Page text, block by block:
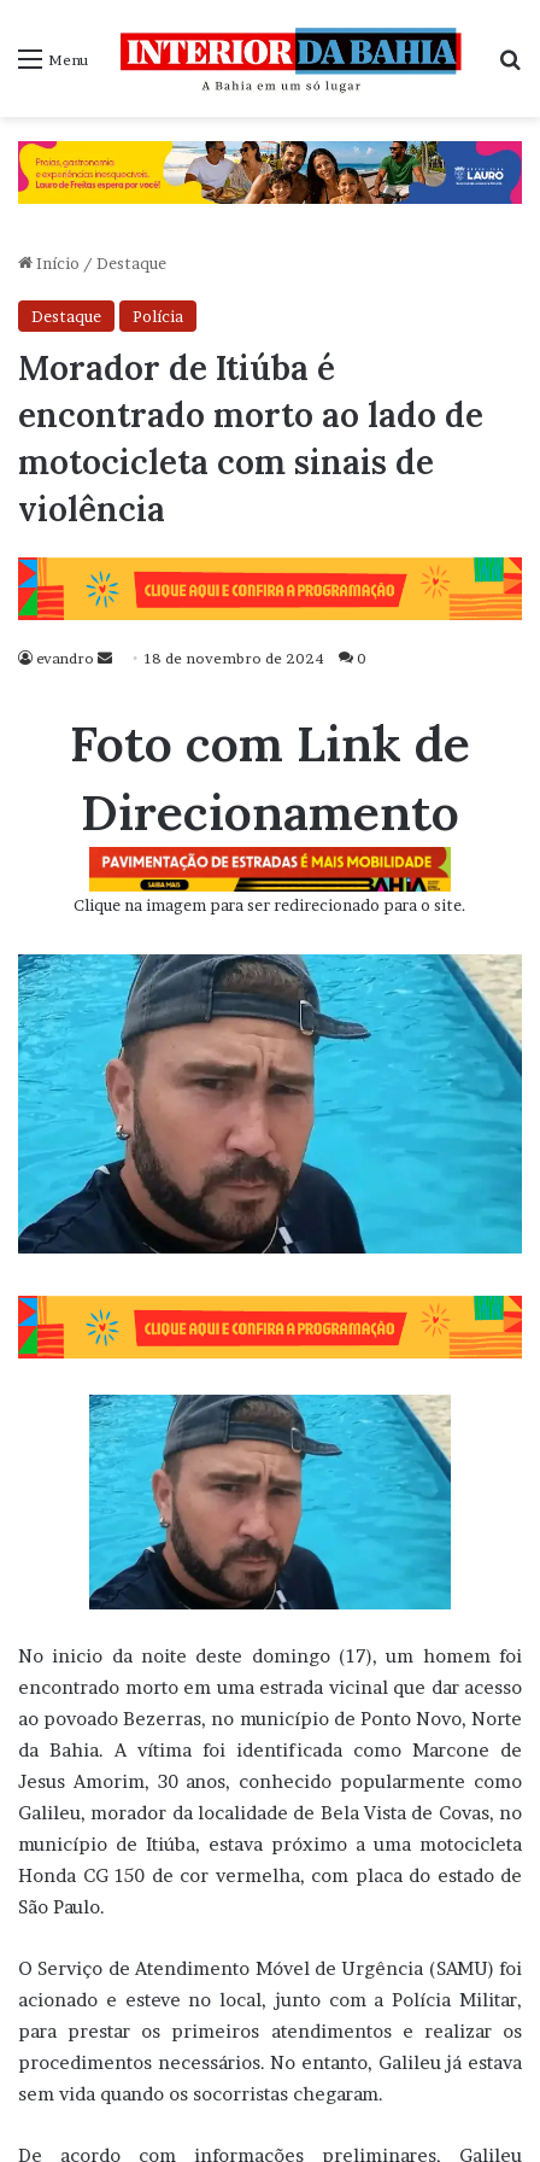
Menu
Início / Destaque
Destaque Polícia
Morador de Itiúba é
encontrado morto ao lado de
motocicleta com sinais de
violência
evandro
Mande
mail
18 de novembro de 2024 0
Foto com Link de
Direcionamento
Clique na imagem para ser redirecionado para o site.
No inicio da noite deste domingo (17), um homem foi
encontrado morto em uma estrada vicinal que dar acesso
ao povoado Bezerras, no município de Ponto Novo, Norte
da Bahia. A vítima foi identificada como Marcone de
Jesus Amorim, 30 anos, conhecido popularmente como
Galileu, morador da localidade de Bela Vista de Covas, no
município de Itiúba, estava próximo a uma motocicleta
Honda CG 150 de cor vermelha, com placa do estado de
São Paulo.
O Serviço de Atendimento Móvel de Urgência (SAMU) foi
acionado e esteve no local, junto com a Polícia Militar,
para prestar os primeiros atendimentos e realizar os
procedimentos necessários. No entanto, Galileu já estava
sem vida quando os socorristas chegaram.
De acordo com informações preliminares, Galileu